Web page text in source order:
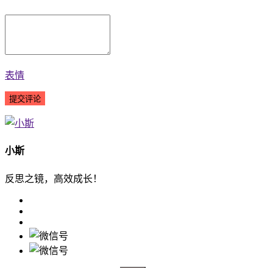
表情
小斯
反思之镜，高效成长！